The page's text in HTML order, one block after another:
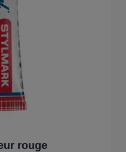
rouge